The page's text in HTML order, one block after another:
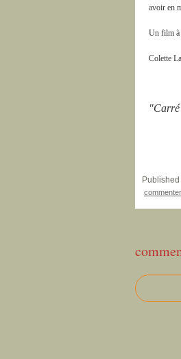
avoir en
Un film à
Colette
"Carré